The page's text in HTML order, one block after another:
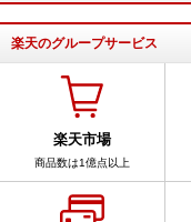
楽天のグループサービス
楽天市場
商品数は1億点以上